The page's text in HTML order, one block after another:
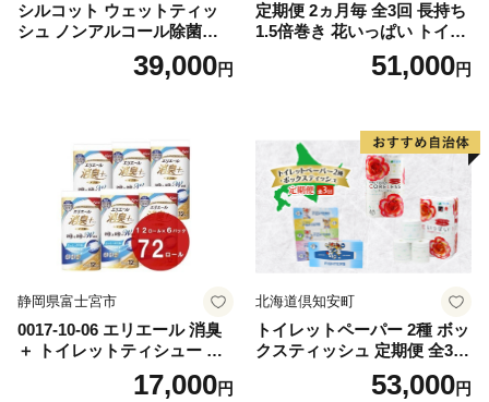
シルコット ウェットティッ
シュ ノンアルコール除菌詰
替（43枚×3P）×24袋 日用品
おもちゃ 拭き取り 手拭き 外
39,000円
定期便 2ヵ月毎 全3回 長持ち
1.5倍巻き 花いっぱい トイレ
ットペーパー ダブル 45ｍ 計
72ロール 全18種 花柄 プリン
ー 消耗品 備蓄 送料無料 北海
道 倶知安町 日用品
51,000円
静岡県富士宮市
0017-10-06 エリエール 消臭
＋ トイレットティシュー し
っかり香るフレッシュクリア
の香り ダブル 12ロール×6パ
17,000円
北海道倶知安町
トイレットペーパー 2種 ボッ
クスティッシュ 定期便 全3
回 日本製 まとめ買い 防災
常備品 日用雑貨 消耗品 生活
53,000円